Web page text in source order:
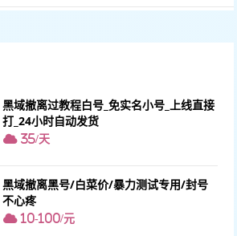
黑域撤离过教程白号_免实名小号_上线直接
打_24小时自动发货
35/天
黑域撤离黑号/白菜价/暴力测试专用/封号
不心疼
10-100/元